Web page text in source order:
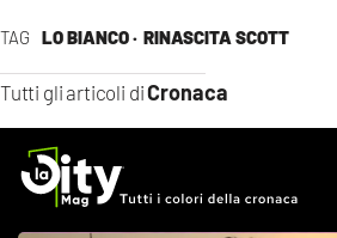
TAG LO BIANCO · RINASCITA SCOTT
Tutti gli articoli diCronaca